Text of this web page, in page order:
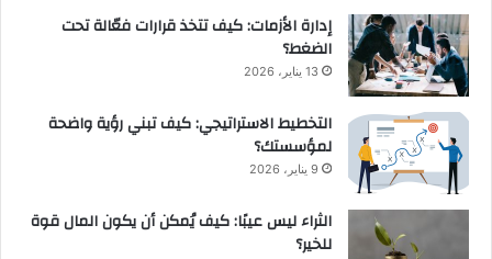
إدارة الأزمات: كيف تتخذ قرارات فعّالة تحت
الضغط؟
13 يناير، 2026
التخطيط الاستراتيجي: كيف تبني رؤية واضحة
لمؤسستك؟
9 يناير، 2026
الثراء ليس عيبًا: كيف يُمكن أن يكون المال قوة
للخير؟